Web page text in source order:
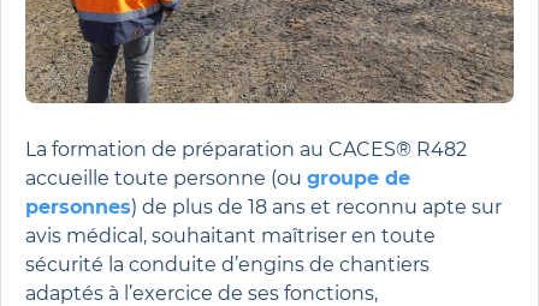
La formation de préparation au CACES® R482
accueille toute personne (ou groupe de
personnes) de plus de 18 ans et reconnu apte sur
avis médical, souhaitant maîtriser en toute
sécurité la conduite d’engins de chantiers
adaptés à l’exercice de ses fonctions,